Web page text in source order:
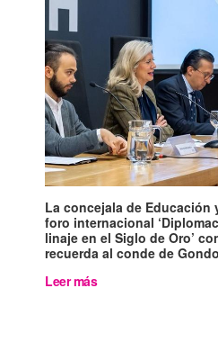
La concejala de Educación
foro internacional
linaje en el Siglo de Oro’
recuerda al conde de
Leer más